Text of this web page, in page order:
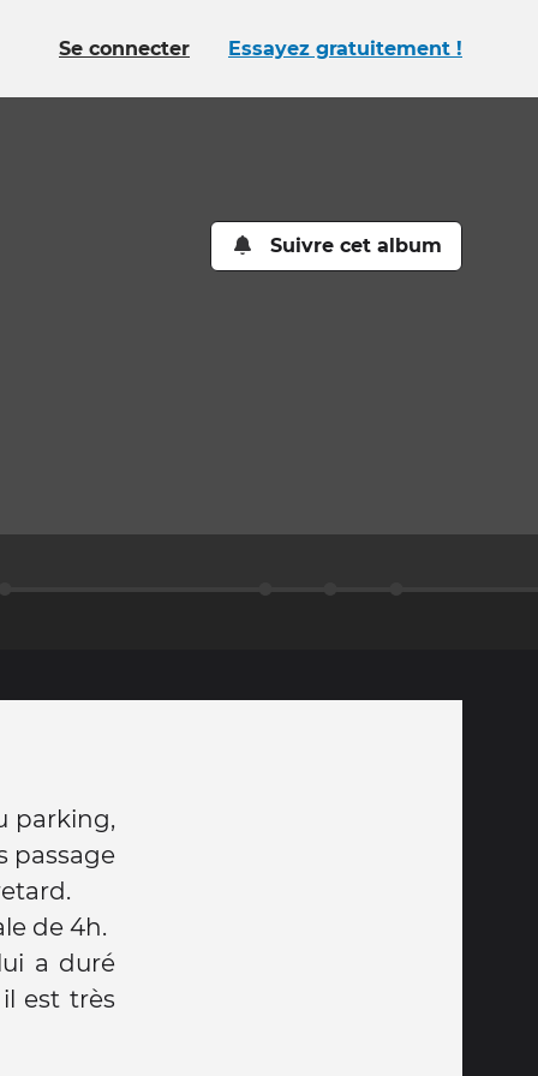
Se connecter Essayez gratuitement !
Suivre cet album
parking,
passage
de 4h.
a duré
est très